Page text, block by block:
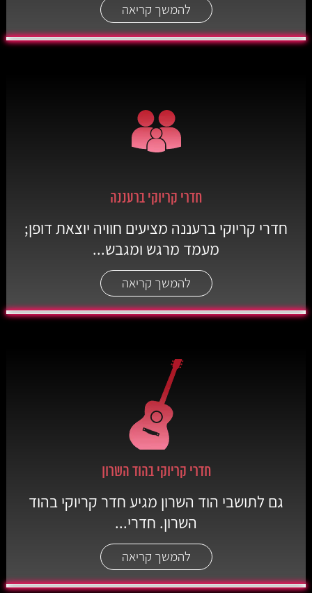
להמשך קריאה
חדרי קריוקי ברעננה
חדרי קריוקי ברעננה מציעים חוויה יוצאת דופן;
מעמד מרגש ומגבש...
להמשך קריאה
חדרי קריוקי בהוד השרון
גם לתושבי הוד השרון מגיע חדר קריוקי בהוד
השרון. חדרי...
להמשך קריאה